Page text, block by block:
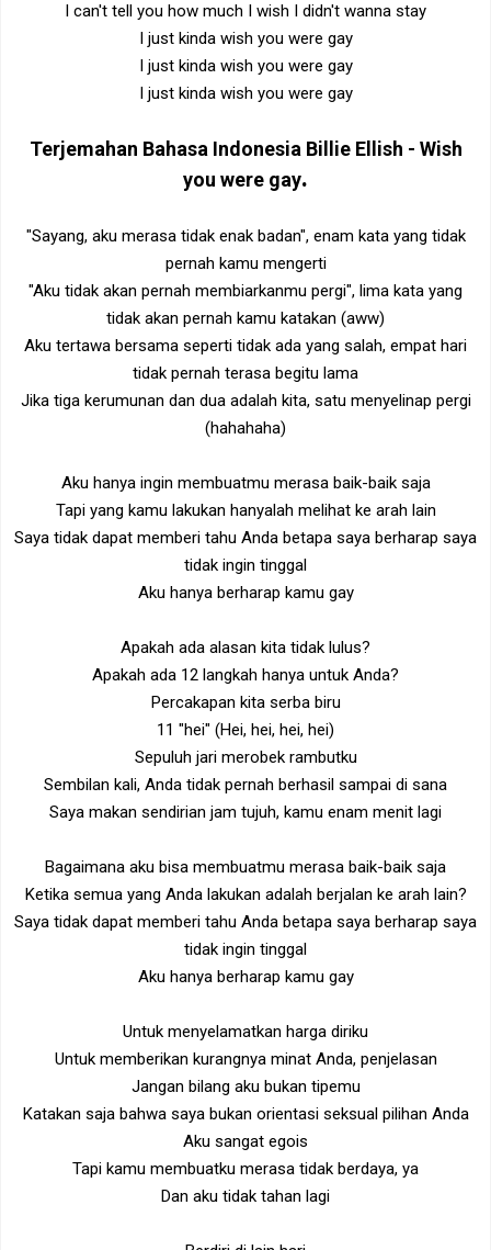
I can't tell you how much I wish I didn't wanna stay
I just kinda wish you were gay
I just kinda wish you were gay
I just kinda wish you were gay
Terjemahan Bahasa Indonesia Billie Ellish - Wish
you were gay.
"Sayang, aku merasa tidak enak badan", enam kata yang tidak
pernah kamu mengerti
"Aku tidak akan pernah membiarkanmu pergi", lima kata yang
tidak akan pernah kamu katakan (aww)
Aku tertawa bersama seperti tidak ada yang salah, empat hari
tidak pernah terasa begitu lama
Jika tiga kerumunan dan dua adalah kita, satu menyelinap pergi
(hahahaha)
Aku hanya ingin membuatmu merasa baik-baik saja
Tapi yang kamu lakukan hanyalah melihat ke arah lain
Saya tidak dapat memberi tahu Anda betapa saya berharap saya
tidak ingin tinggal
Aku hanya berharap kamu gay
Apakah ada alasan kita tidak lulus?
Apakah ada 12 langkah hanya untuk Anda?
Percakapan kita serba biru
11 "hei" (Hei, hei, hei, hei)
Sepuluh jari merobek rambutku
Sembilan kali, Anda tidak pernah berhasil sampai di sana
Saya makan sendirian jam tujuh, kamu enam menit lagi
Bagaimana aku bisa membuatmu merasa baik-baik saja
Ketika semua yang Anda lakukan adalah berjalan ke arah lain?
Saya tidak dapat memberi tahu Anda betapa saya berharap saya
tidak ingin tinggal
Aku hanya berharap kamu gay
Untuk menyelamatkan harga diriku
Untuk memberikan kurangnya minat Anda, penjelasan
Jangan bilang aku bukan tipemu
Katakan saja bahwa saya bukan orientasi seksual pilihan Anda
Aku sangat egois
Tapi kamu membuatku merasa tidak berdaya, ya
Dan aku tidak tahan lagi